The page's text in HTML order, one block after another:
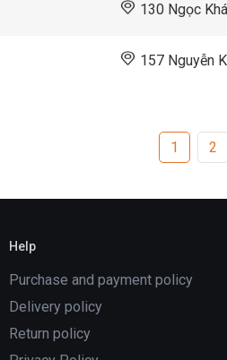
130 Ngọc
157 Nguyễn
1 2
Help
Purchase and payment policy
Delivery policy
Return policy